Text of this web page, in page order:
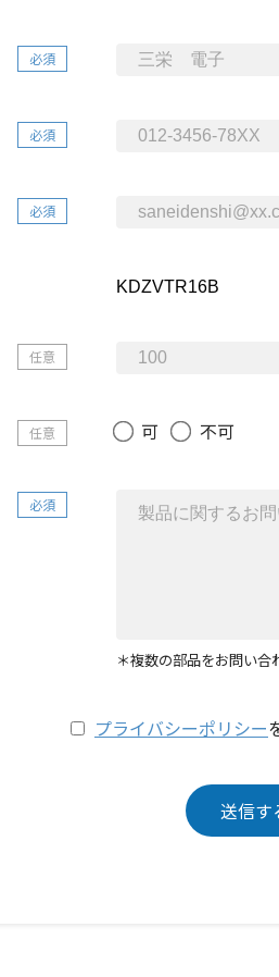
必須
必須
必須
任意
任意 可 不可
必須
＊複数の部品をお問い合
プライバシーポリシー